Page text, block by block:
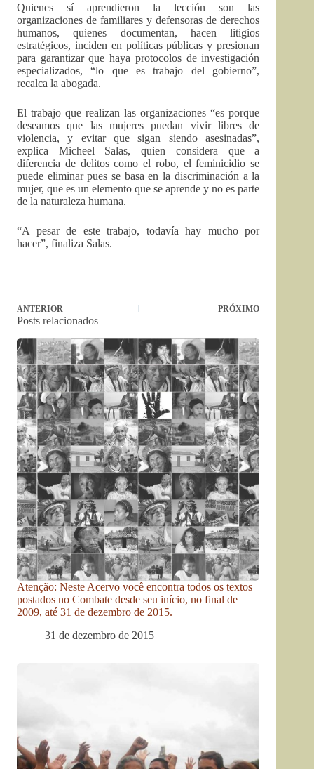
Quienes sí aprendieron la lección son las
organizaciones de familiares y defensoras de derechos
humanos, quienes documentan, hacen litigios
estratégicos, inciden en políticas públicas y presionan
para garantizar que haya protocolos de investigación
especializados, “lo que es trabajo del gobierno”,
recalca la abogada.
El trabajo que realizan las organizaciones “es porque
deseamos que las mujeres puedan vivir libres de
violencia, y evitar que sigan siendo asesinadas”,
explica Micheel Salas, quien considera que a
diferencia de delitos como el robo, el feminicidio se
puede eliminar pues se basa en la discriminación a la
mujer, que es un elemento que se aprende y no es parte
de la naturaleza humana.
“A pesar de este trabajo, todavía hay mucho por
hacer”, finaliza Salas.
ANTERIOR PRÓXIMO
Posts relacionados
Atenção: Neste Acervo você encontra todos os textos
postados no Combate desde seu início, no final de
2009, até 31 de dezembro de 2015.
31 de dezembro de 2015